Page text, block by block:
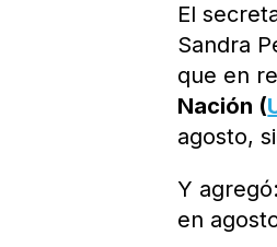
El
Sandra
que en
Nación (
agosto,
Y
en